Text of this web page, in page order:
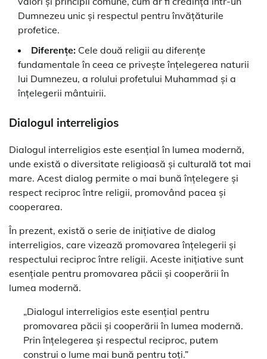
Dumnezeu unic și respectul pentru învățăturile
profetice.
Diferențe: Cele două religii au diferențe
fundamentale în ceea ce privește înțelegerea naturii
lui Dumnezeu, a rolului profetului Muhammad și a
înțelegerii mântuirii.
Dialogul interreligios
Dialogul interreligios este esențial în lumea modernă,
unde există o diversitate religioasă și culturală tot mai
mare. Acest dialog permite o mai bună înțelegere și
respect reciproc între religii, promovând pacea și
cooperarea.
În prezent, există o serie de inițiative de dialog
interreligios, care vizează promovarea înțelegerii și
respectului reciproc între religii. Aceste inițiative sunt
esențiale pentru promovarea păcii și cooperării în
lumea modernă.
„Dialogul interreligios este esențial pentru
promovarea păcii și cooperării în lumea modernă.
Prin înțelegerea și respectul reciproc, putem
construi o lume mai bună pentru toți.”